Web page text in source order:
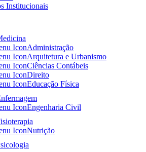
Institucionais
Administração
Arquitetura e Urbanismo
Ciências Contábeis
Direito
Educação Física
Engenharia Civil
Nutrição